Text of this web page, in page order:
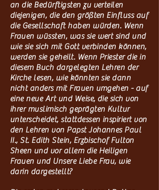
an die Bedürftigsten zu verteilen
diejenigen, die den größten Einfluss auf
die Gesellschaft haben würden. Wenn
Frauen wüssten, was sie wert sind und
wie sie sich mit Gott verbinden können,
werden sie geheilt. Wenn Priester die in
diesem Buch dargelegten Lehren der
Kirche lesen, wie könnten sie dann
nicht anders mit Frauen umgehen - auf
eine neue Art und Weise, die sich von
ihrer muslimisch geprägten Kultur
unterscheidet, stattdessen inspiriert von
den Lehren von Papst Johannes Paul
II., St. Edith Stein, Erzbischof Fulton
Sheen und vor allem die Heiligen
Frauen und Unsere Liebe Frau, wie
darin dargestellt?